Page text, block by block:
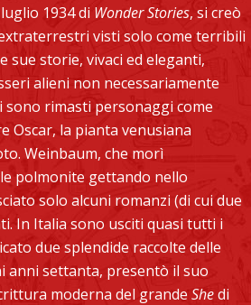
1934 di Wonder Stories, si creò
visti solo come terribili
sue storie, vivaci ed eleganti,
alieni non necessariamente
sono rimasti personaggi come
Oscar, la pianta venusiana
Weinbaum, che morì
polmonite gettando nello
solo alcuni romanzi (di cui due
In Italia sono usciti quasi tutti i
due splendide raccolte delle
anni settanta, presentò il suo
moderna del grandeShedi